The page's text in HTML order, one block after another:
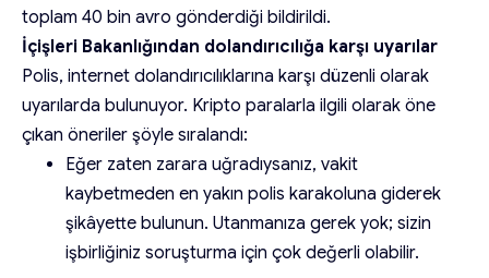
toplam 40 bin avro gönderdiği bildirildi.
İçişleri Bakanlığından dolandırıcılığa karşı uyarılar
Polis, internet dolandırıcılıklarına karşı düzenli olarak
uyarılarda bulunuyor. Kripto paralarla ilgili olarak öne
çıkan öneriler şöyle sıralandı:
Eğer zaten zarara uğradıysanız, vakit
kaybetmeden en yakın polis karakoluna giderek
şikâyette bulunun. Utanmanıza gerek yok; sizin
işbirliğiniz soruşturma için çok değerli olabilir.